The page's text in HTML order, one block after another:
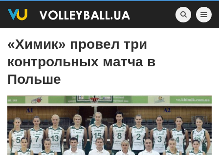
Toggle
«Химик» провел три
контрольных матча в
Польше